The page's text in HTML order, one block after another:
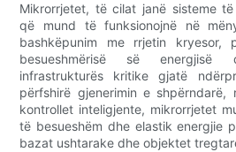
Mikrorrjetet, të cilat janë sisteme
që mund të funksionojnë në
bashkëpunim me rrjetin kryesor,
besueshmërisë së energjisë
infrastrukturës kritike gjatë
përfshirë gjenerimin e shpërndarë,
kontrollet inteligjente, mikrorrjetet
të besueshëm dhe elastik energjie
bazat ushtarake dhe objektet